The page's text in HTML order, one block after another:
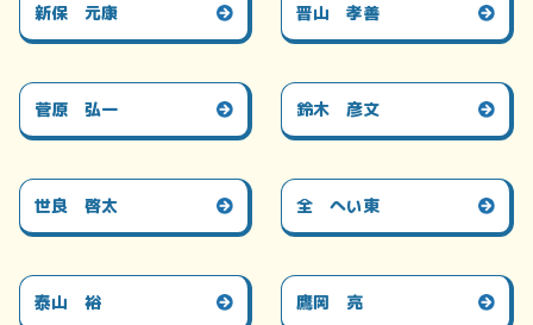
新保 元康 晋山 孝善
菅原 弘一 鈴木 彦文
世良 啓太 全 へい東
泰山 裕 鷹岡 亮